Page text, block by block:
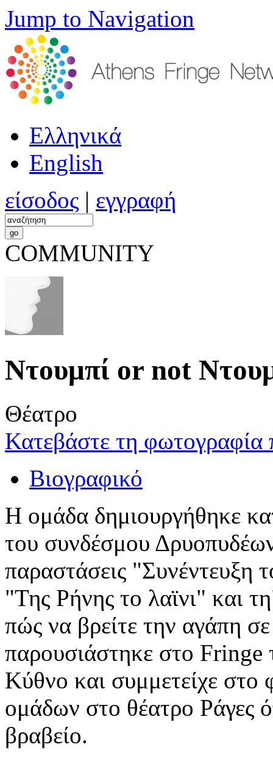
Jump to Navigation
Ελληνικά
English
είσοδος | εγγραφή
COMMUNITY
Ντουμπί or not
Θέατρο
Κατεβάστε τη φωτογραφία
Βιογραφικό
Η ομάδα δημιουργήθηκε
του συνδέσμου
παραστάσεις
"Της Ρήνης το λαϊνι" και
πώς να βρείτε την αγάπη
παρουσιάστηκε στο Fringe
Κύθνο και συμμετείχε στο
ομάδων στο θέατρο Ράγες
βραβείο.